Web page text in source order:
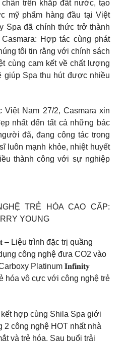
trên khắp đất nước, tạo
mỹ phẩm hàng đầu tại Việt
Spa đã chính thức trở thành
Hợp tác cùng phát
tôi tin rằng với chính sách
cùng cam kết về chất lượng
giúp Spa thu hút được nhiều
Việt Nam 27/2, Casmara xin
nhất đến tất cả những bác
đã, đang công tác trong
luôn mạnh khỏe, nhiệt huyết
thành công với sự nghiệp
TRẺ HÓA CAO CẤP:
YOUNG
– Liệu trình đặc trị quầng
công nghệ đưa CO2 vào
Platinum 𝐈𝐧𝐟𝐢𝐧𝐢𝐭𝐲
hóa vô cực với công nghệ trẻ
hợp cùng Shila Spa giới
2 công nghệ HOT nhất nhà
và trẻ hóa. Sau buổi trải